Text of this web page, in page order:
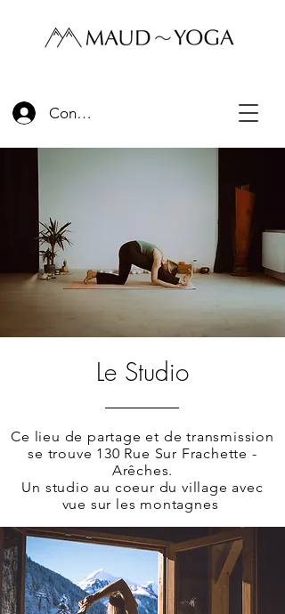
Connexion
Le Studio
Ce lieu de partage et de transmission
se trouve 130 Rue Sur Frachette -
Arêches.
Un studio au coeur du village avec
vue sur les montagnes